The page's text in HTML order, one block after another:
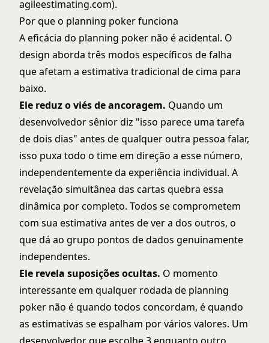
agileestimating.com).
Por que o planning poker funciona
A eficácia do planning poker não é acidental. O
design aborda três modos específicos de falha
que afetam a estimativa tradicional de cima para
baixo.
Ele reduz o viés de ancoragem. Quando um
desenvolvedor sênior diz "isso parece uma tarefa
de dois dias" antes de qualquer outra pessoa falar,
isso puxa todo o time em direção a esse número,
independentemente da experiência individual. A
revelação simultânea das cartas quebra essa
dinâmica por completo. Todos se comprometem
com sua estimativa antes de ver a dos outros, o
que dá ao grupo pontos de dados genuinamente
independentes.
Ele revela suposições ocultas. O momento
interessante em qualquer rodada de planning
poker não é quando todos concordam, é quando
as estimativas se espalham por vários valores. Um